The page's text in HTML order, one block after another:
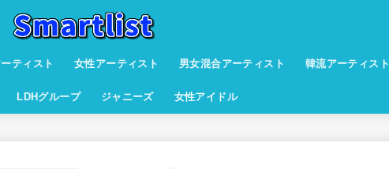
ティスト 女性アーティスト 男女混合アーティスト 韓流アーティスト
LDHグループ ジャニーズ 女性アイドル